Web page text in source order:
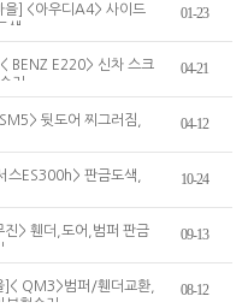
을] <아우디A4> 사이드
색
01-23
BENZ E220> 신차 스크
리
04-21
뒷도어 찌그러짐,
04-12
스ES300h> 판금도색,
10-24
진> 휀더,도어,범퍼 판금
09-13
]< QM3>범퍼/휀더교환,
보험수리
08-12